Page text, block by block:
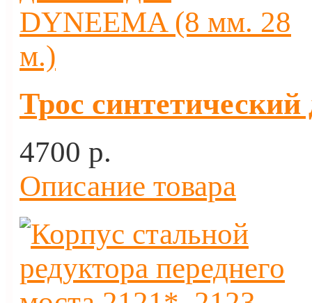
Трос
4700 p.
Описание товара